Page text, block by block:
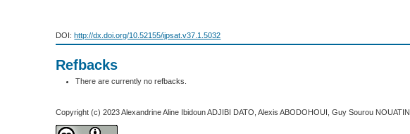
DOI: http://dx.doi.org/10.52155/ijpsat.v37.1.5032
Refbacks
There are currently no refbacks.
Copyright (c) 2023 Alexandrine Aline Ibidoun ADJIBI DATO, Alexis ABODOHOUI, Guy Sourou NOUATIN